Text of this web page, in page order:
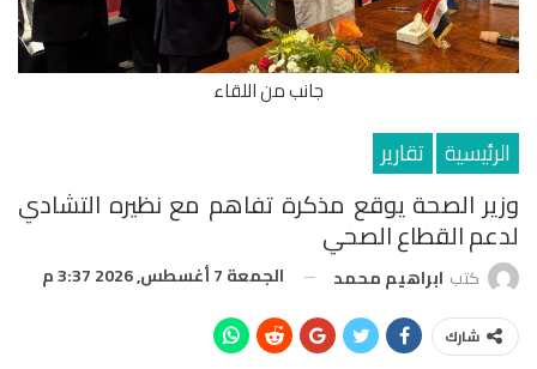
جانب من اللقاء
الرئيسية تقارير
وزير الصحة يوقع مذكرة تفاهم مع نظيره التشادي
لدعم القطاع الصحي
كتب ابراهيم محمد الجمعة 7 أغسطس, 2026 3:37 م
شارك